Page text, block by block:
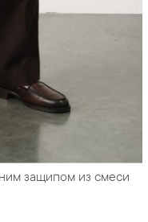
защипом из смеси